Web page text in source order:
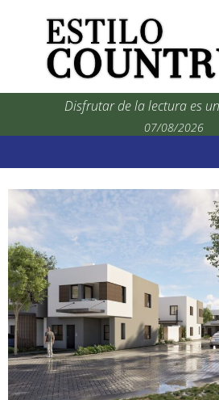
Disfrutar de la lectura es
07/08/2026